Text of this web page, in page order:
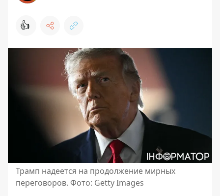
👍
Трамп надеется на продолжение мирных
переговоров. Фото: Getty Images